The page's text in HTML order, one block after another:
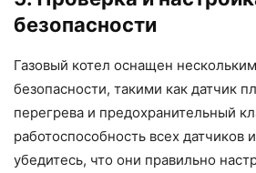
безопасности
Газовый котел оснащен
безопасности, такими как датчик
перегрева и предохранительный
работоспособность всех датчиков
убедитесь, что они правильно